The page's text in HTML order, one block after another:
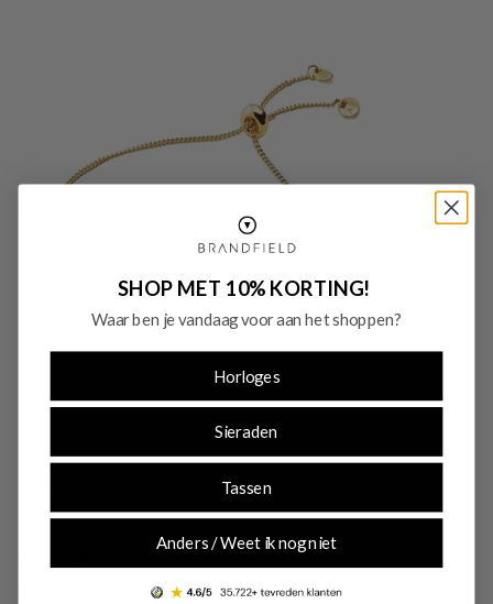
Michael Kors Premium 925 Sterling Silver Gold-coloured
SHOP MET 10% KORTING!
Waar ben je vandaag voor aan het shoppen?
Horloges
Sieraden
Tassen
Anders / Weet ik nog niet